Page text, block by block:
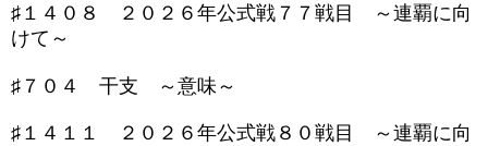
♯１４０８ ２０２６年公式戦７７戦目 ～連覇に向
けて～
♯７０４ 干支 ～意味～
♯１４１１ ２０２６年公式戦８０戦目 ～連覇に向